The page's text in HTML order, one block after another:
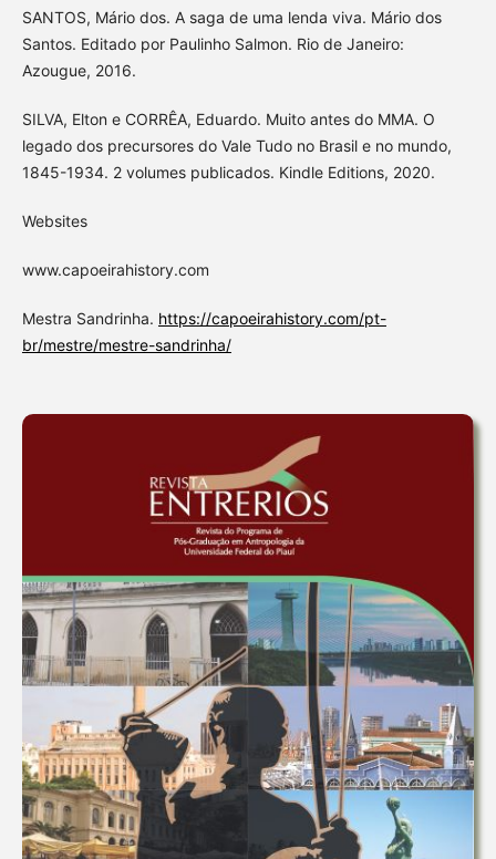
SANTOS, Mário dos. A saga de uma lenda viva. Mário dos
Santos. Editado por Paulinho Salmon. Rio de Janeiro:
Azougue, 2016.
SILVA, Elton e CORRÊA, Eduardo. Muito antes do MMA. O
legado dos precursores do Vale Tudo no Brasil e no mundo,
1845-1934. 2 volumes publicados. Kindle Editions, 2020.
Websites
www.capoeirahistory.com
Mestra Sandrinha. https://capoeirahistory.com/pt-
br/mestre/mestre-sandrinha/